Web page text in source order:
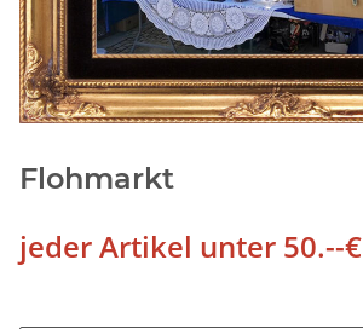
Flohmarkt
jeder Artikel unter 50.--€